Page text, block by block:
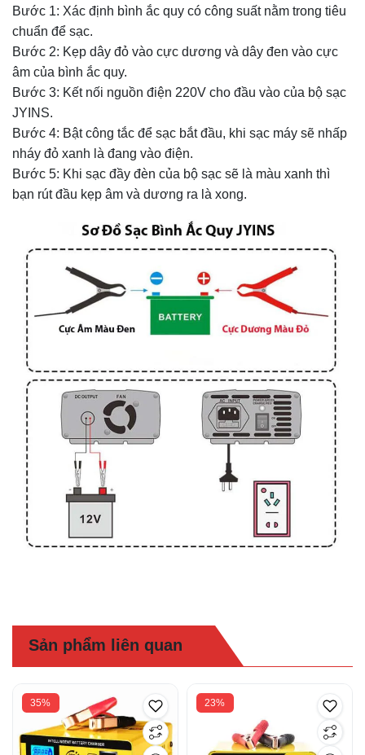
Bước 1: Xác định bình ắc quy có công suất nằm trong tiêu
chuẩn để sạc.
Bước 2: Kẹp dây đỏ vào cực dương và dây đen vào cực
âm của bình ắc quy.
Bước 3: Kết nối nguồn điện 220V cho đầu vào của bộ sạc
JYINS.
Bước 4: Bật công tắc để sạc bắt đầu, khi sạc máy sẽ nhấp
nháy đỏ xanh là đang vào điện.
Bước 5: Khi sạc đầy đèn của bộ sạc sẽ là màu xanh thì
bạn rút đầu kẹp âm và dương ra là xong.
Sản phẩm liên quan
35% 23%